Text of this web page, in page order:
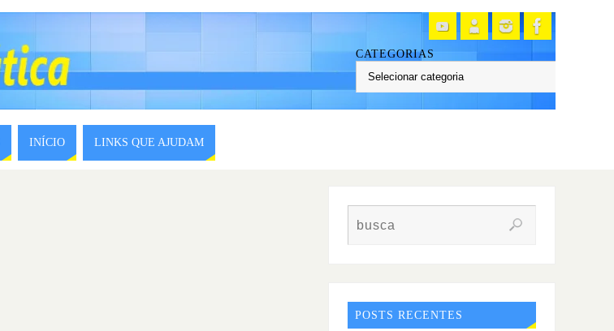
CATEGORIAS
INÍCIO LINKS QUE AJUDAM
POSTS RECENTES